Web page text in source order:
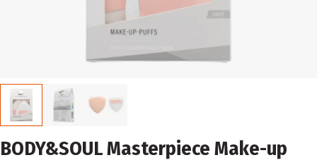
BODY&SOUL Masterpiece Make-up